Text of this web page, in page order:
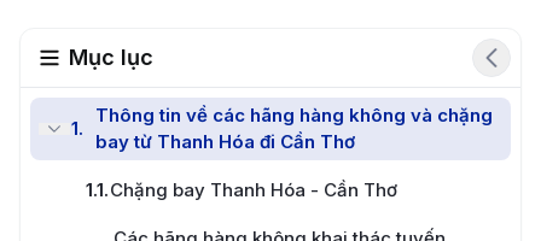
Mục lục
1.
Thông tin về các hãng hàng không và chặng
bay từ Thanh Hóa đi Cần Thơ
1.1.Chặng bay Thanh Hóa - Cần Thơ